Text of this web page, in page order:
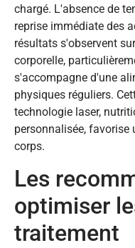
chargé. L'absence de
reprise immédiate des
résultats s'observent
corporelle,
s'accompagne d'une
physiques réguliers.
technologie laser,
personnalisée,
corps.
Les
optimiser
traitement